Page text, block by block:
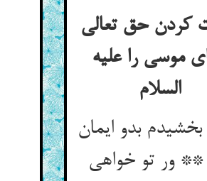
کردن حق تعالی
موسی را علیه
السلام
بدو ایمان
** ور تو خواهی